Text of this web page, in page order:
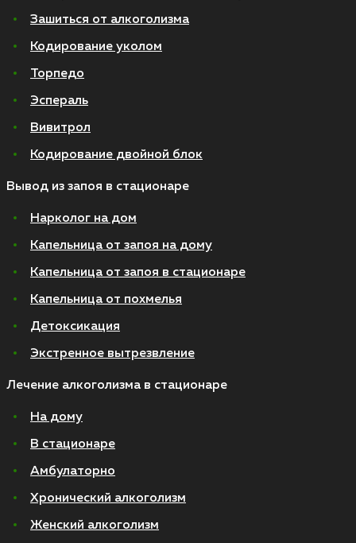
Зашиться от алкоголизма
Кодирование уколом
Торпедо
Эспераль
Вивитрол
Кодирование двойной блок
Вывод из запоя в стационаре
Нарколог на дом
Капельница от запоя на дому
Капельница от запоя в стационаре
Капельница от похмелья
Детоксикация
Экстренное вытрезвление
Лечение алкоголизма в стационаре
На дому
В стационаре
Амбулаторно
Хронический алкоголизм
Женский алкоголизм